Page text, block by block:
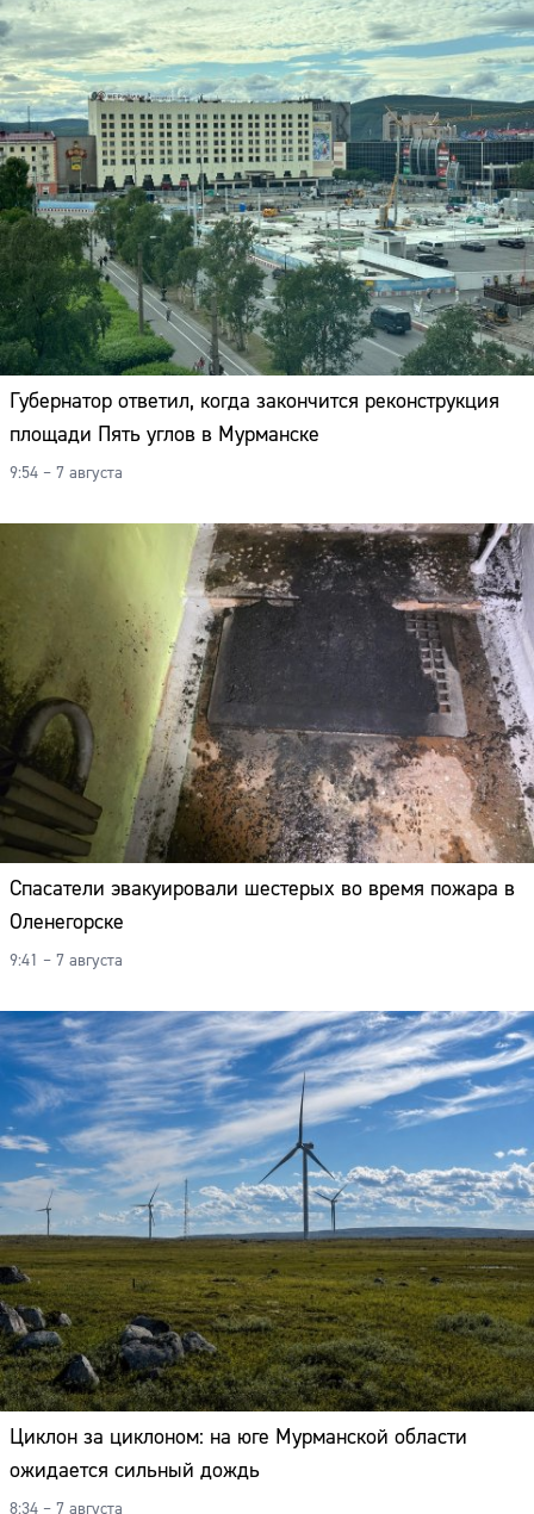
Губернатор ответил, когда закончится реконструкция
площади Пять углов в Мурманске
9:54 – 7 августа
Спасатели эвакуировали шестерых во время пожара в
Оленегорске
9:41 – 7 августа
Циклон за циклоном: на юге Мурманской области
ожидается сильный дождь
8:34 – 7 августа